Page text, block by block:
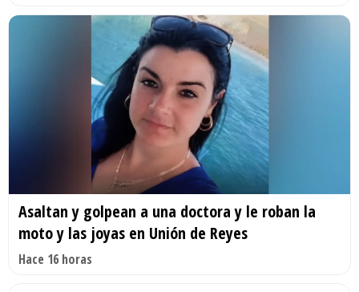
Asaltan y golpean a una doctora y le roban la
moto y las joyas en Unión de Reyes
Hace 16 horas